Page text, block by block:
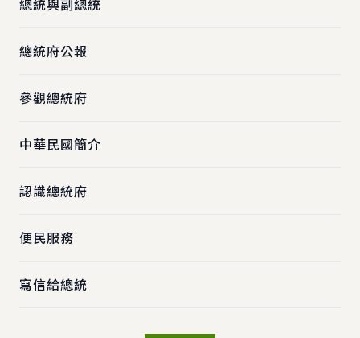
總統與副總統
總統府公報
參觀總統府
中華民國簡介
認識總統府
便民服務
寫信給總統